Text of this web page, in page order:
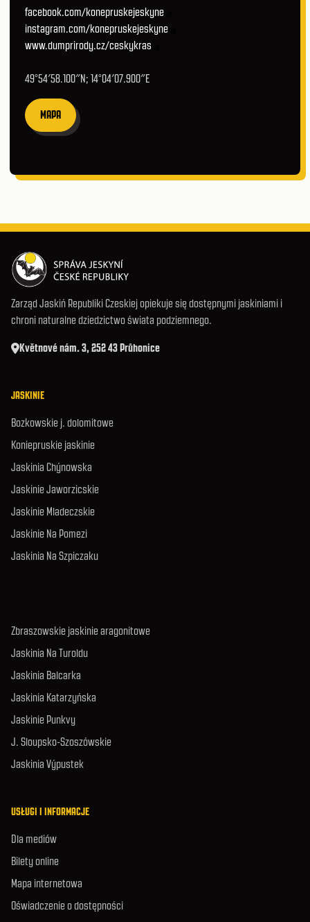
facebook.com/konepruskejeskyne
instagram.com/konepruskejeskyne
www.dumprirody.cz/ceskykras
49°54′58.100″N; 14°04′07.900″E
MAPA
Zarząd Jaskiń Republiki Czeskiej opiekuje się dostępnymi jaskiniami i
chroni naturalne dziedzictwo świata podziemnego.
Květnové nám. 3, 252 43 Průhonice
JASKINIE
Bozkowskie j. dolomitowe
Koniepruskie jaskinie
Jaskinia Chýnowska
Jaskinie Jaworzicskie
Jaskinie Mladeczskie
Jaskinie Na Pomezi
Jaskinia Na Szpiczaku
Zbraszowskie jaskinie aragonitowe
Jaskinia Na Turoldu
Jaskinia Balcarka
Jaskinia Katarzyńska
Jaskinie Punkvy
J. Sloupsko-Szoszówskie
Jaskinia Výpustek
USŁUGI I INFORMACJE
Dla mediów
Bilety online
Mapa internetowa
Oświadczenie o dostępności